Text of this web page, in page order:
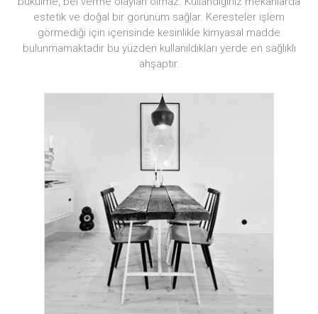
estetik ve doğal bir görünüm sağlar. Keresteler işlem
görmediği için içerisinde kesinlikle kimyasal madde
bulunmamaktadır bu yüzden kullanıldıkları yerde en sağlıklı
ahşaptır.